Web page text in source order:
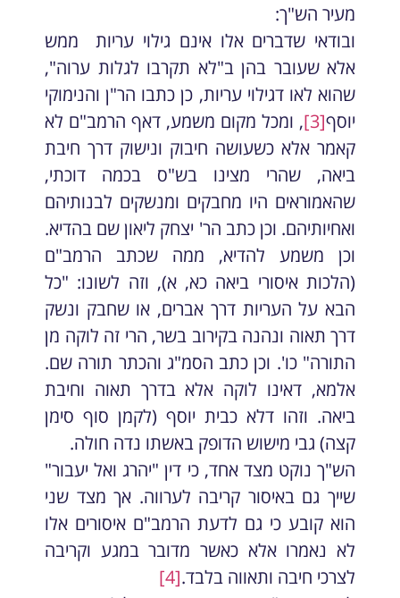
מעיר הש"ך:
ובודאי שדברים אלו אינם גילוי עריות ממש
אלא שעובר בהן ב"לא תקרבו לגלות ערוה",
שהוא לאו דגילוי עריות, כן כתבו הר"ן והנימוקי
יוסף[3]
, ומכל מקום משמע, דאף הרמב"ם לא
קאמר אלא כשעושה חיבוק ונישוק דרך חיבת
ביאה, שהרי מצינו בש"ס בכמה דוכתי,
שהאמוראים היו מחבקים ומנשקים לבנותיהם
ואחיותיהם. וכן כתב הר' יצחק ליאון שם בהדיא.
וכן משמע להדיא, ממה שכתב הרמב"ם
(הלכות איסורי ביאה כא, א), וזה לשונו: "כל
הבא על העריות דרך אברים, או שחבק ונשק
דרך תאוה ונהנה בקירוב בשר, הרי זה לוקה מן
התורה" כו'. וכן כתב הסמ"ג והכתר תורה שם.
אלמא, דאינו לוקה אלא בדרך תאוה וחיבת
ביאה. וזהו דלא כבית יוסף (לקמן סוף סימן
קצה) גבי מישוש הדופק באשתו נדה חולה.
הש"ך נוקט מצד אחד, כי דין "יהרג ואל יעבור"
שייך גם באיסור קריבה לערווה. אך מצד שני
הוא קובע כי גם לדעת הרמב"ם איסורים אלו
לא נאמרו אלא כאשר מדובר במגע וקריבה
לצרכי חיבה ותאווה בלבד.[4]